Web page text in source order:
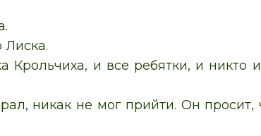
Лиска.
Крольчиха, и все ребятки, и
никак не мог прийти. Он просит,